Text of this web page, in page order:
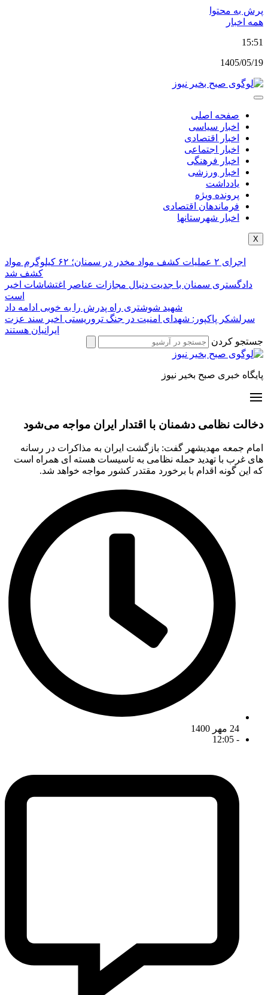
پرش به محتوا
همه اخبار
15:51
1405/05/19
صفحه اصلی
اخبار سیاسی
اخبار اقتصادی
اخبار اجتماعی
اخبار فرهنگی
اخبار ورزشی
یادداشت
پرونده ویژه
فرماندهان اقتصادی
اخبار شهرستانها
X
اجرای ۲ عملیات کشف مواد مخدر در سمنان؛ ۶۲ کیلوگرم مواد
کشف شد
دادگستری سمنان با جدیت دنبال مجازات عناصر اغتشاشات اخیر
است
شهید شوشتری راه پدرش را به خوبی ادامه داد
سرلشکر پاکپور: شهدای امنیت در جنگ تروریستی اخیر سند عزت
ایرانیان هستند
جستجو کردن
پایگاه خبری صبح بخیر نیوز
دخالت نظامی دشمنان با اقتدار ایران مواجه می‌شود
امام جمعه مهدیشهر گفت: بازگشت ایران به مذاکرات در رسانه
های غرب با تهدید حمله نظامی به تاسیسات هسته ای همراه است
که این گونه اقدام با برخورد مقتدر کشور مواجه خواهد شد.
24 مهر 1400
-
12:05